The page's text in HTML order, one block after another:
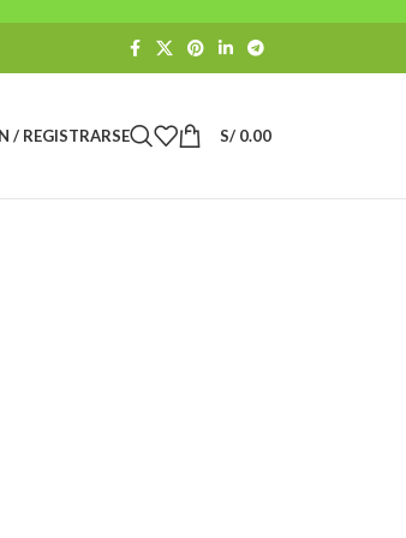
/ REGISTRARSE S/ 0.00